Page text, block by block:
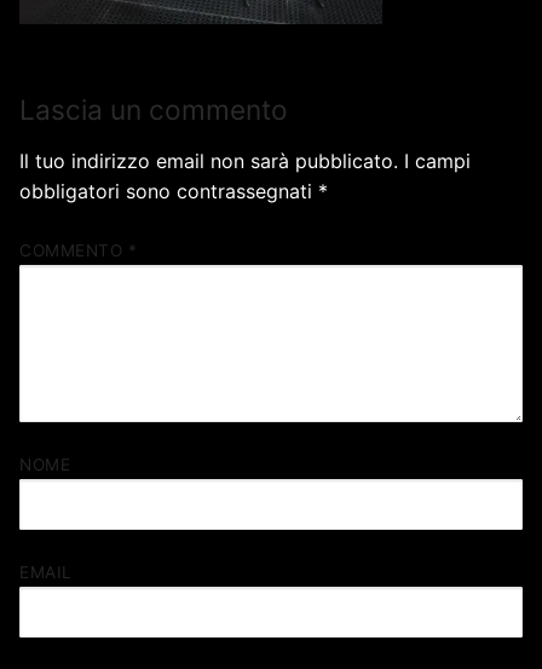
Lascia un commento
Il tuo indirizzo email non sarà pubblicato. I campi
obbligatori sono contrassegnati *
COMMENTO *
NOME
EMAIL